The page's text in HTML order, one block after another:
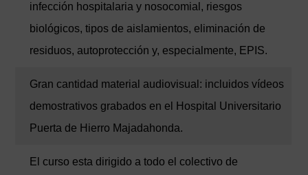
infección hospitalaria y nosocomial, riesgos
biológicos, tipos de aislamientos, eliminación de
residuos, autoprotección y, especialmente, EPIS.
Gran cantidad material audiovisual: incluidos vídeos
demostrativos grabados en el Hospital Universitario
Puerta de Hierro Majadahonda.
El curso esta dirigido a todo el colectivo de